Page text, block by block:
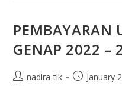
PEMBAYARAN
GENAP 2022 –
nadira-tik
January